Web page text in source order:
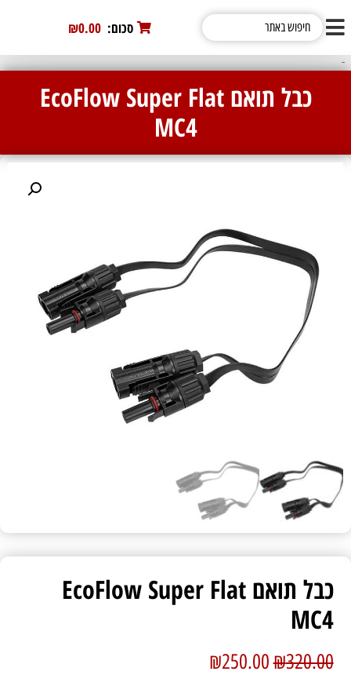
סכום: ₪0.00
כבל תואם EcoFlow Super Flat
MC4
כבל תואם EcoFlow Super Flat
MC4
₪320.00
₪250.00